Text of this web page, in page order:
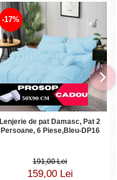
-17%
Lenjerie de pat Damasc, Pat 2
Persoane, 6 Piese,Bleu-DP16
191,00 Lei
159,00 Lei